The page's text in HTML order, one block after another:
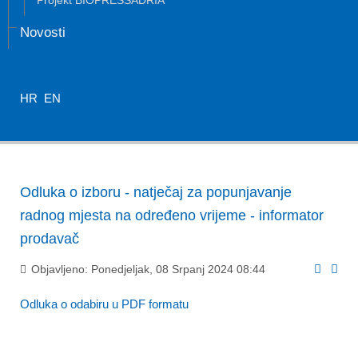
Novosti
HR EN
Odluka o izboru - natječaj za popunjavanje
radnog mjesta na određeno vrijeme - informator
prodavač
Objavljeno: Ponedjeljak, 08 Srpanj 2024 08:44
Odluka o odabiru u PDF formatu